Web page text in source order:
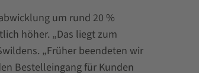
um rund 20 %
höher. „Das liegt zum
„Früher beendeten wir
Bestelleingang für Kunden